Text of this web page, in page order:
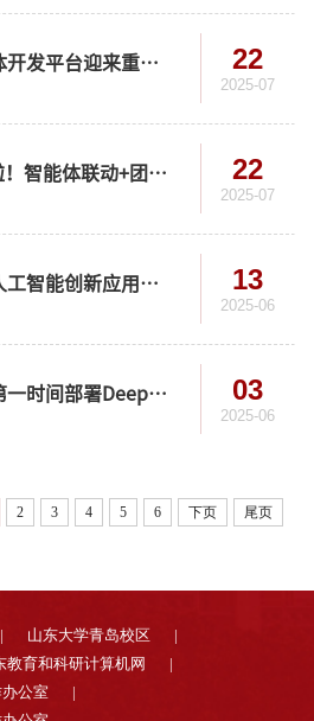
【暑期充电站】智能体开发平台迎来重大升级，暑期智能体技术专题培训继续开讲！ 22
2025-07
AI助手升至V1.9版本啦！智能体联动+团队协作，这些新功能太实用～ 22
2025-07
关于延长“山东大学人工智能创新应用大赛”报名时间的通知 13
2025-06
重磅更新！山东大学第一时间部署DeepSeek-R1最强版 03
2025-06
2 3 4 5 6 下页 尾页
| 山东大学青岛校区
|
教育和科研计算机网
|
公室
|